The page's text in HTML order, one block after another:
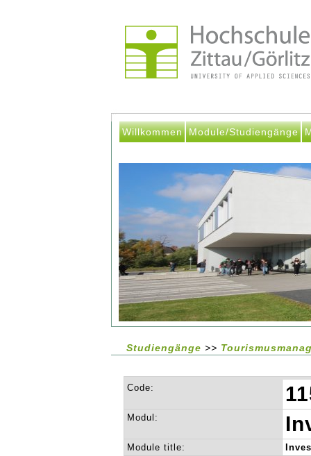
Willkommen Module/Studiengänge
Studiengänge >>
Code:
Modul:
Module title: